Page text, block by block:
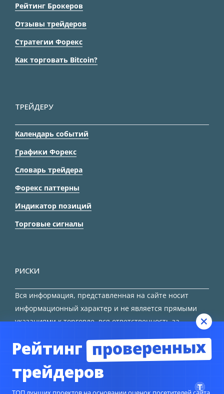
Рейтинг Брокеров
Отзывы трейдеров
Стратегии Форекс
Как торговать Bitcoin?
ТРЕЙДЕРУ
Календарь событий
Графики Форекс
Словарь трейдера
Форекс паттерны
Индикатор позиций
Торговые сигналы
РИСКИ
Вся информация, представленная на сайте носит
информационный характер и не является прямыми
указаниями к торговле, вся ответственность за
Рейтинг проверенных
трейдеров